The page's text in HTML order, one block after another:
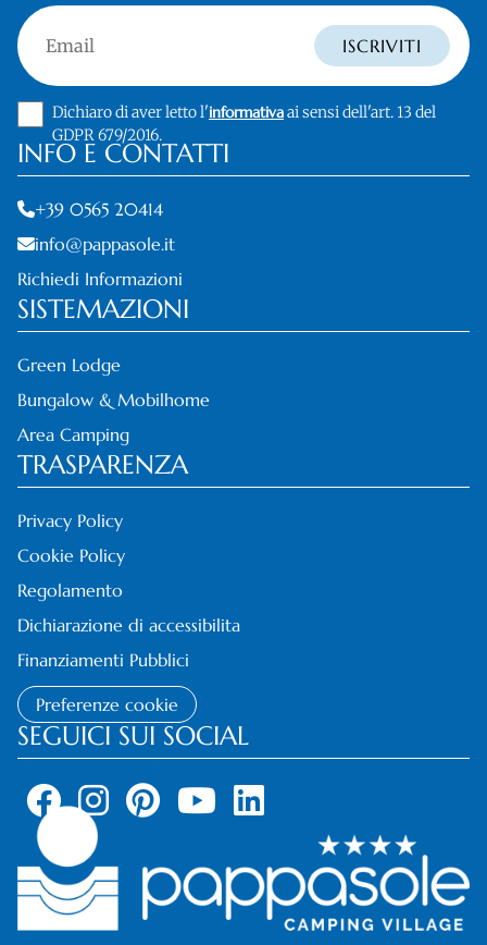
Email ISCRIVITI
Dichiaro di aver letto l'informativaai sensi dell'art. 13 del
GDPR 679/2016.
INFO E CONTATTI
+39 0565 20414
info@pappasole.it
Richiedi Informazioni
SISTEMAZIONI
Green Lodge
Bungalow & Mobilhome
Area Camping
TRASPARENZA
Privacy Policy
Cookie Policy
Regolamento
Dichiarazione di accessibilita
Finanziamenti Pubblici
Preferenze cookie
SEGUICI SUI SOCIAL